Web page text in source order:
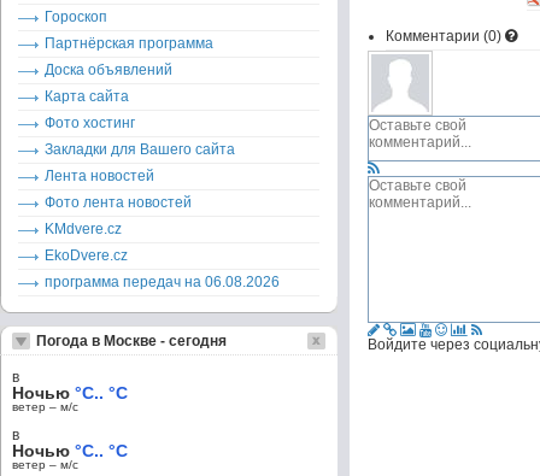
Комментарии (0)
Войдите через
Гороскоп
Партнёрская программа
Доска объявлений
Карта сайта
Фото хостинг
Закладки для Вашего сайта
Лента новостей
Фото лента новостей
KMdvere.cz
EkoDvere.cz
программа передач на 06.08.2026
Погода в Москве - сегодня
в
Ночью °C.. °C
ветер – м/c
в
Ночью °C.. °C
ветер – м/c